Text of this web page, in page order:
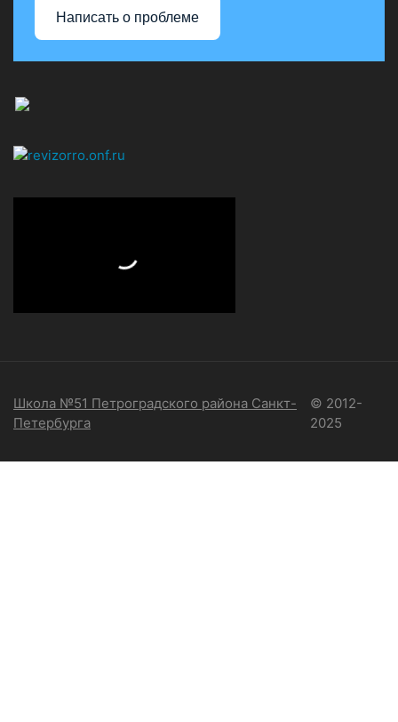
Написать о проблеме
Школа №51 Петроградского района Санкт-
Петербурга
© 2012-
2025